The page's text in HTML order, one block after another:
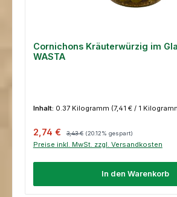
Cornichons Kräuterwürzig im
WASTA
Inhalt: 0.37 Kilogramm (7,41 € / 1
Verkaufspreis:
2,74 € 3,43 € (20.12% gespart)
Preise inkl. MwSt. zzgl. Versandkosten
In den Warenkorb